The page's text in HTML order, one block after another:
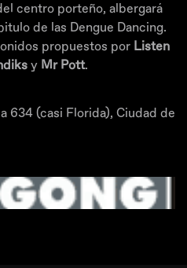
centro porteño, albergará
de las Dengue Dancing.
propuestos por Listen
y Mr Pott.
634 (casi Florida), Ciudad de